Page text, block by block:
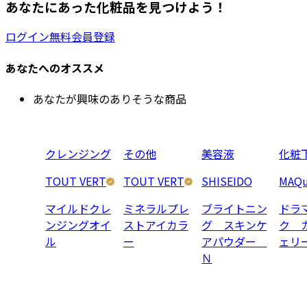
あなたにあった化粧品を見つけよう！
ログイン無料会員登録
あなたへのオススメ
あなたが興味のありそうな商品
クレンジング
TOUT VERT
マイルドクレ
ンジングオイ
ル
その他
TOUT VERT
ミネラルプレ
ストアイカラ
ー
美容液
SHISEIDO
ブライトニン
グ スキンケ
アパウダー
Ｎ
化粧
ドラ
ク
ェ